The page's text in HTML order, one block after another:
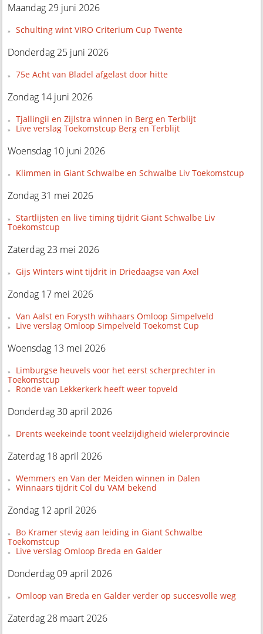
Maandag 29 juni 2026
Schulting wint VIRO Criterium Cup Twente
Donderdag 25 juni 2026
75e Acht van Bladel afgelast door hitte
Zondag 14 juni 2026
Tjallingii en Zijlstra winnen in Berg en Terblijt
Live verslag Toekomstcup Berg en Terblijt
Woensdag 10 juni 2026
Klimmen in Giant Schwalbe en Schwalbe Liv Toekomstcup
Zondag 31 mei 2026
Startlijsten en live timing tijdrit Giant Schwalbe Liv
Toekomstcup
Zaterdag 23 mei 2026
Gijs Winters wint tijdrit in Driedaagse van Axel
Zondag 17 mei 2026
Van Aalst en Forysth wihhaars Omloop Simpelveld
Live verslag Omloop Simpelveld Toekomst Cup
Woensdag 13 mei 2026
Limburgse heuvels voor het eerst scherprechter in
Toekomstcup
Ronde van Lekkerkerk heeft weer topveld
Donderdag 30 april 2026
Drents weekeinde toont veelzijdigheid wielerprovincie
Zaterdag 18 april 2026
Wemmers en Van der Meiden winnen in Dalen
Winnaars tijdrit Col du VAM bekend
Zondag 12 april 2026
Bo Kramer stevig aan leiding in Giant Schwalbe
Toekomstcup
Live verslag Omloop Breda en Galder
Donderdag 09 april 2026
Omloop van Breda en Galder verder op succesvolle weg
Zaterdag 28 maart 2026